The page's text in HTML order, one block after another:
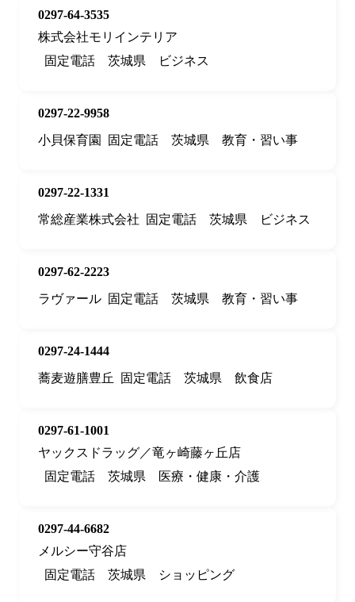
0297-64-3535
株式会社モリインテリア
固定電話
茨城県 ビジネス
0297-22-9958
小貝保育園
固定電話 茨城県 教育・習い事
0297-22-1331
常総産業株式会社
固定電話 茨城県 ビジネス
0297-62-2223
ラヴァール 固定電話 茨城県 教育・習い事
0297-24-1444
蕎麦遊膳豊丘
固定電話 茨城県 飲食店
0297-61-1001
ヤックスドラッグ／竜ヶ崎藤ヶ丘店
固定電話
茨城県 医療・健康・介護
0297-44-6682
メルシー守谷店
固定電話
茨城県 ショッピング